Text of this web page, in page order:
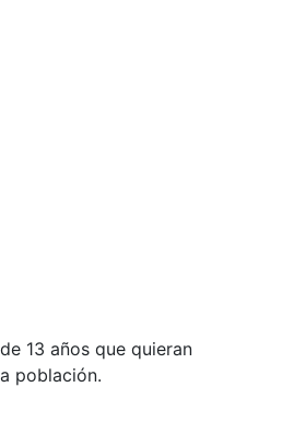
13 años que quieran
población.